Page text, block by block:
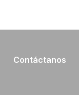
Contáctanos